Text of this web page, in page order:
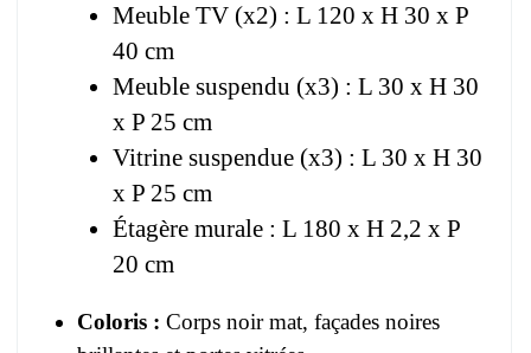
Meuble TV (x2) : L 120 x H 30 x P
40 cm
Meuble suspendu (x3) : L 30 x H 30
x P 25 cm
Vitrine suspendue (x3) : L 30 x H 30
x P 25 cm
Étagère murale : L 180 x H 2,2 x P
20 cm
Coloris : Corps noir mat, façades noires